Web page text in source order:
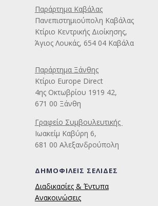
Παράρτημα Καβάλας
Πανεπιστημιούπολη Καβάλας
Κτίριο Κεντρικής Διοίκησης,
Άγιος Λουκάς, 654 04 Καβάλα
Παράρτημα Ξάνθης
Κτίριο Europe Direct
4ης Οκτωβρίου 1919 42,
671 00 Ξάνθη
Γραφείο Συμβουλευτικής
Ιωακείμ Καβύρη 6,
681 00 Αλεξανδρούπολη
ΔΗΜΟΦΙΛΕΙΣ ΣΕΛΙΔΕΣ
Διαδικασίες & Έντυπα
Ανακοινώσεις